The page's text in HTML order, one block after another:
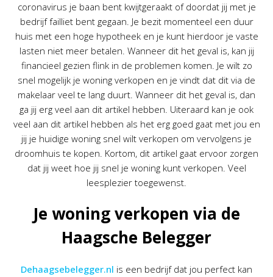
coronavirus je baan bent kwijtgeraakt of doordat jij met je
bedrijf failliet bent gegaan. Je bezit momenteel een duur
huis met een hoge hypotheek en je kunt hierdoor je vaste
lasten niet meer betalen. Wanneer dit het geval is, kan jij
financieel gezien flink in de problemen komen. Je wilt zo
snel mogelijk je woning verkopen en je vindt dat dit via de
makelaar veel te lang duurt. Wanneer dit het geval is, dan
ga jij erg veel aan dit artikel hebben. Uiteraard kan je ook
veel aan dit artikel hebben als het erg goed gaat met jou en
jij je huidige woning snel wilt verkopen om vervolgens je
droomhuis te kopen. Kortom, dit artikel gaat ervoor zorgen
dat jij weet hoe jij snel je woning kunt verkopen. Veel
leesplezier toegewenst.
Je woning verkopen via de
Haagsche Belegger
Dehaagsebelegger.nl is een bedrijf dat jou perfect kan